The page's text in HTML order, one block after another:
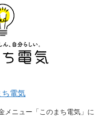
ち電気
メニュー「このまち電気」に